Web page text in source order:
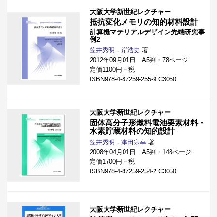
大阪大学新世紀レクチャー
抵抗変化メモリの知的材料設計
計算機マテリアルデザイン先端研究事
例2
笠井秀明 ， 岸浩史 著
2012年09月01日 A5判・78ページ
定価1100円＋税
ISBN978-4-87259-255-9 C3050
大阪大学新世紀レクチャー
固体高分子形燃料電池要素材料・
水素貯蔵材料の知的設計
笠井秀明 ， 津田宗幸 著
2008年04月01日 A5判・148ページ
定価1700円＋税
ISBN978-4-87259-254-2 C3050
大阪大学新世紀レクチャー